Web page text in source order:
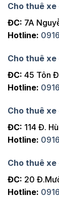
Cho thuê xe
ĐC: 7A
Hotline:
Cho thuê xe
ĐC: 45 Tôn
Hotline:
Cho thuê xe
ĐC: 114 Đ.
Hotline:
Cho thuê xe
ĐC: 20
Hotline: